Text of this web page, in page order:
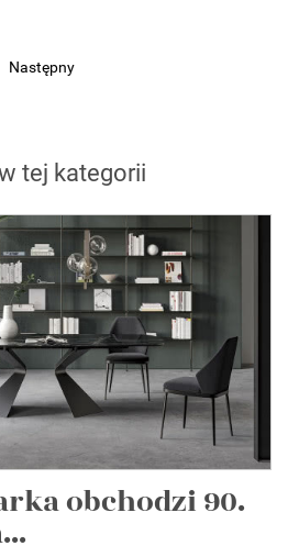
Następny
tej kategorii
obchodzi 90.